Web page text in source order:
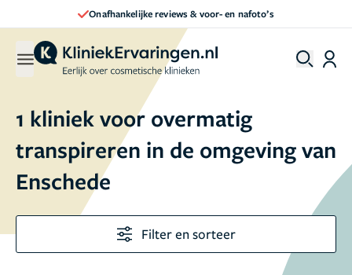
Onafhankelijke reviews & voor- en nafoto’s
1 kliniek voor overmatig
transpireren in de omgeving van
Enschede
Filter en sorteer